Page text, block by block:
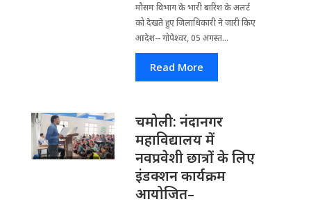
मौसम विभाग के भारी बारिश के अलर्ट
को देखते हुए जिला​धिकारी ने जारी किए
आदेश-- गोपेश्वर, 05 अगस्त...
Read More
चमोली: नंदानगर
महाविद्यालय में
नवप्रवेशी छात्रों के लिए
इंडक्शन कार्यक्रम
आयोजित–